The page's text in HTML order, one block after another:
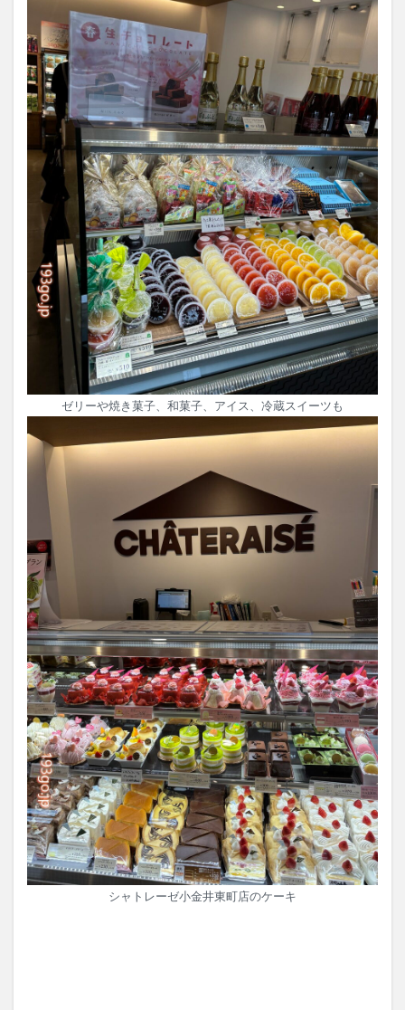
ゼリーや焼き菓子、和菓子、アイス、冷蔵スイーツも
シャトレーゼ小金井東町店のケーキ